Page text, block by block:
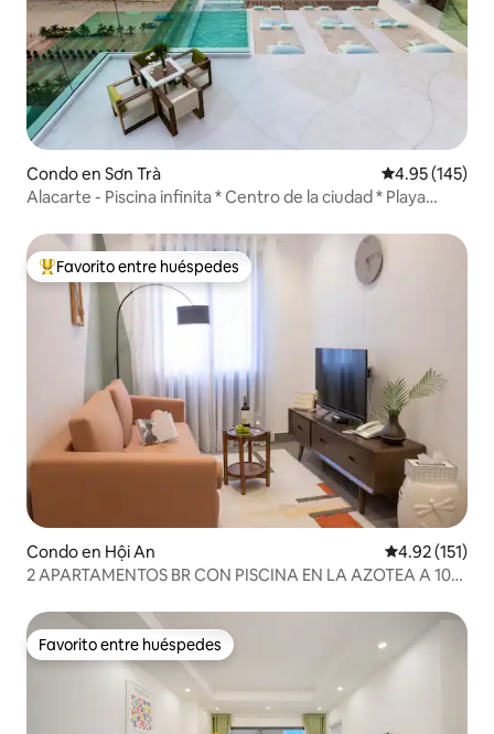
Condo en Sơn Trà Calificación
4.95 (145)
Alacarte - Piscina infinita * Centro de la ciudad * Playa
Favorito entre huéspedes preferido
Favorito entre huéspedes
Condo en Hội An Calificación
4.92 (151)
2 APARTAMENTOS BR CON PISCINA EN LA AZOTEA A 10
Favorito entre huéspedes
Favorito entre huéspedes